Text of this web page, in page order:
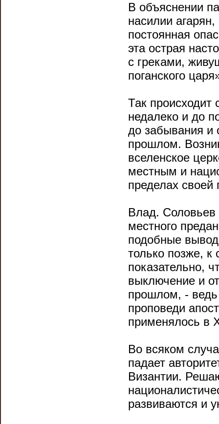
В объяснении
насилии
постоянная
эта острая
с греками,
поганского
Так происходит
недалеко и до
до забывания и
прошлом.
вселенское
местным и
пределах
Влад. Соловьев
местного
подобные
только позже, к
показательно,
выключение и
прошлом, -
проповеди
применялось в
Во всяком
падает
Византии.
развиваются и